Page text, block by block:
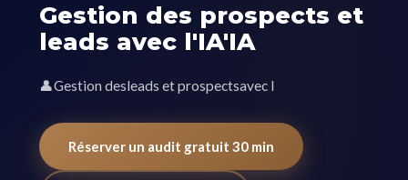
Gestion des prospects et
leads avec l'IA'IA
👤Gestion desleads et prospectsavec l
Réserver un audit gratuit 30 min